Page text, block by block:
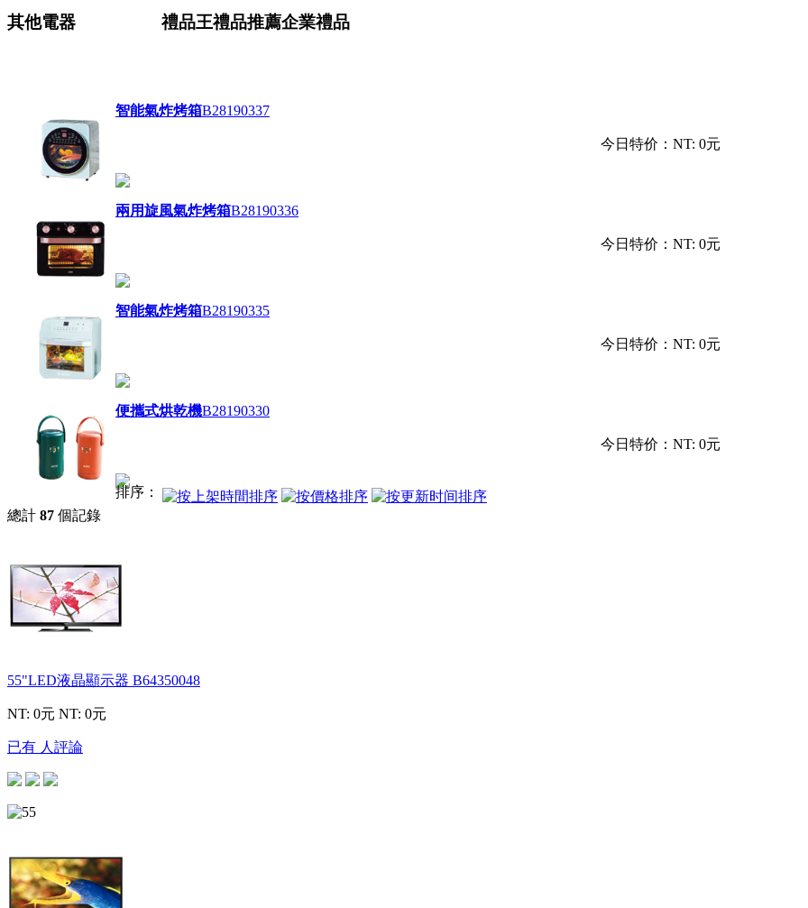
其他電器 禮品王禮品推薦企業禮品
智能氣炸烤箱B28190337
今日特价： NT: 0元
兩用旋風氣炸烤箱B28190336
今日特价： NT: 0元
智能氣炸烤箱B28190335
今日特价： NT: 0元
便攜式烘乾機B28190330
今日特价： NT: 0元
排序：
總計 87 個記錄
55"LED液晶顯示器 B64350048
NT: 0元 NT: 0元
已有 人評論